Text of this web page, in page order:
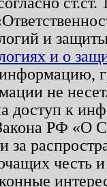
и
и о
не
доступ к
РФ «О
за
честь